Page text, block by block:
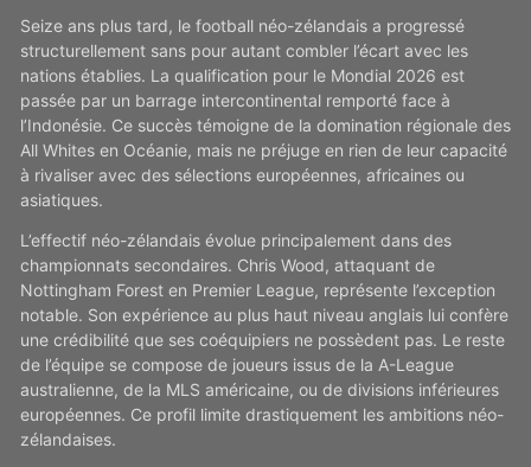
Seize ans plus tard, le football néo-zélandais a progressé
structurellement sans pour autant combler l’écart avec les
nations établies. La qualification pour le Mondial 2026 est
passée par un barrage intercontinental remporté face à
l’Indonésie. Ce succès témoigne de la domination régionale des
All Whites en Océanie, mais ne préjuge en rien de leur capacité
à rivaliser avec des sélections européennes, africaines ou
asiatiques.
L’effectif néo-zélandais évolue principalement dans des
championnats secondaires. Chris Wood, attaquant de
Nottingham Forest en Premier League, représente l’exception
notable. Son expérience au plus haut niveau anglais lui confère
une crédibilité que ses coéquipiers ne possèdent pas. Le reste
de l’équipe se compose de joueurs issus de la A-League
australienne, de la MLS américaine, ou de divisions inférieures
européennes. Ce profil limite drastiquement les ambitions néo-
zélandaises.